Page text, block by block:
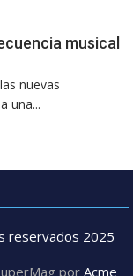
musical
nuevas
una...
reservados 2025
porAcme